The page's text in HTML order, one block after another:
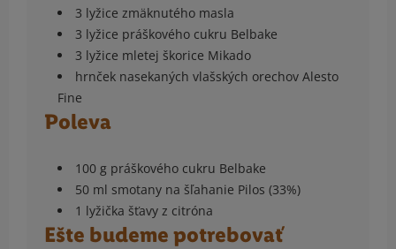
3 lyžice zmäknutého masla
3 lyžice práškového cukru Belbake
3 lyžice mletej škorice Mikado
hrnček nasekaných vlašských orechov Alesto
Fine
Poleva
100 g práškového cukru Belbake
50 ml smotany na šľahanie Pilos (33%)
1 lyžička šťavy z citróna
Ešte budeme potrebovať